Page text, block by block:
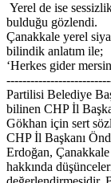
Yerel de ise
bulduğu gözlendi.
Çanakkale yerel
bilindik anlatım ile;
‘Herkes gider
Partilisi Belediye
bilinen CHP İl
Gökhan için sert
CHP İl Başkanı
Erdoğan,
hakkında